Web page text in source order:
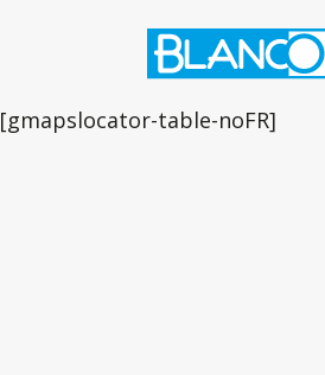
[gmapslocator-table-noFR]